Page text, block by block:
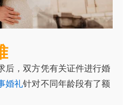
后，双方凭有关证件进行婚
婚礼针对不同年龄段有了额